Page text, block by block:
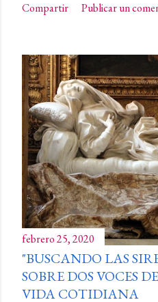
Compartir Publicar un
febrero 25, 2020
"BUSCANDO LAS
SOBRE DOS VOCES
VIDA COTIDIANA